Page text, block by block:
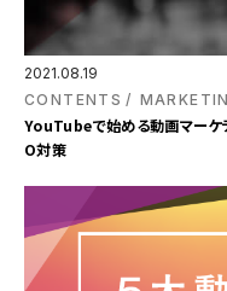
2021.08.19
CONTENTS
YouTubeで始める動画マーケ
O対策